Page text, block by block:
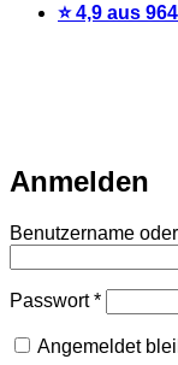
⭐️ 4,9 aus
Anmelden
Benutzername
Passwort*
Angemeldet